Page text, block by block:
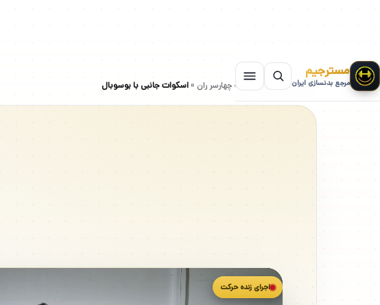
مسترجیم
مرجع بدنسازی ایرانسایت بدنسازی» حرکات چهارسر ران » اسکوات جانبی با بوسوبال
اجرای زنده حرکت